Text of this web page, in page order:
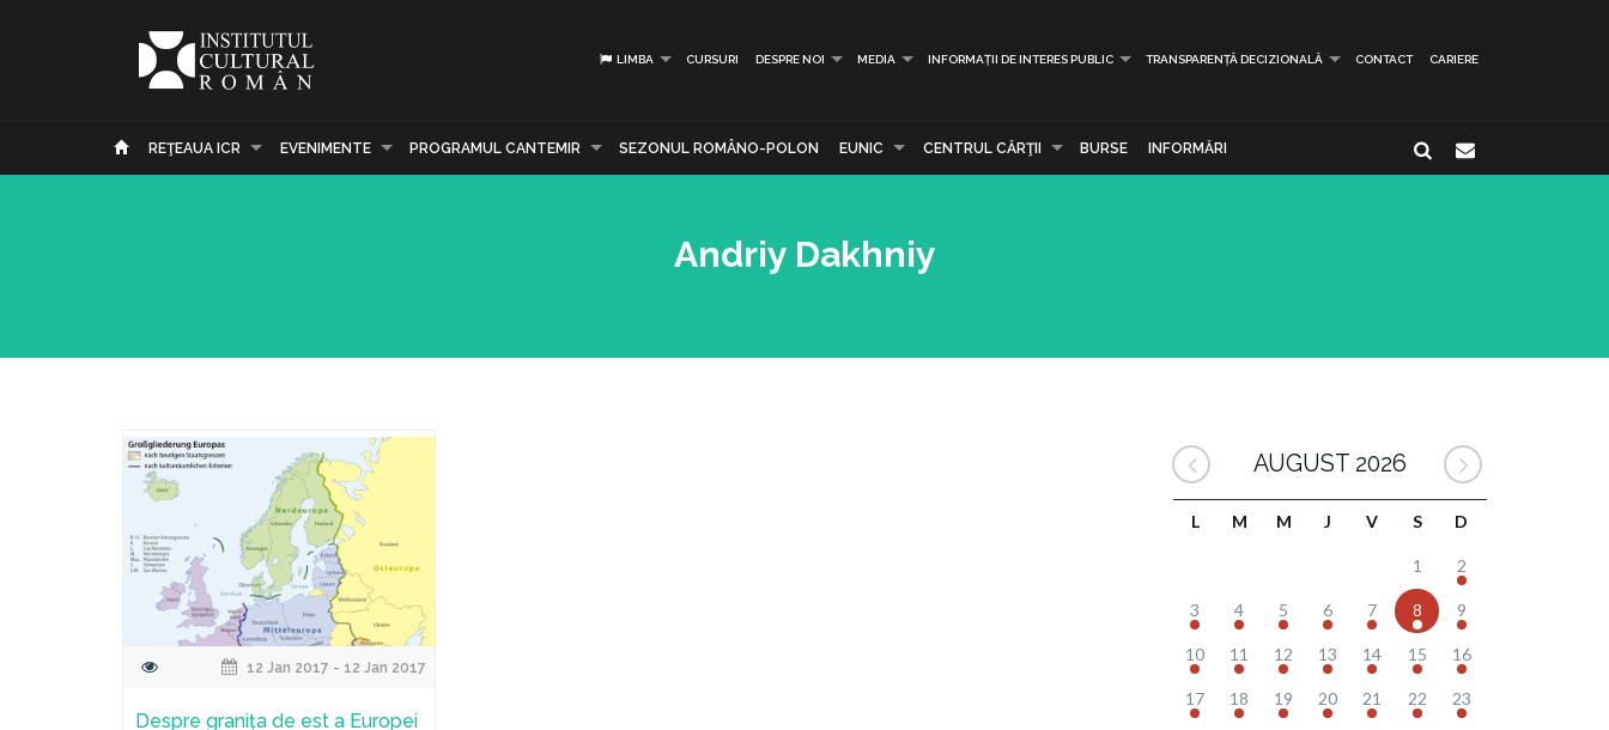
LIMBA CURSURI DESPRE NOI MEDIA INFORMAȚII DE INTERES PUBLIC TRANSPARENȚĂ DECIZIONALĂ CONTACT CARIERE
REŢEAUA ICR EVENIMENTE PROGRAMUL CANTEMIR SEZONUL ROMÂNO-POLON EUNIC CENTRUL CĂRŢII BURSE INFORMĂRI
Andriy Dakhniy
12 Jan 2017 - 12 Jan 2017
Despre granița de est a Europei
AUGUST 2026
L M M J V S D
1 2
3 4 5 6 7 8 9
10 11 12 13 14 15 16
17 18 19 20 21 22 23